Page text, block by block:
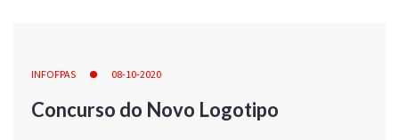
INFOFPAS 08-10-2020
Concurso do Novo Logotipo